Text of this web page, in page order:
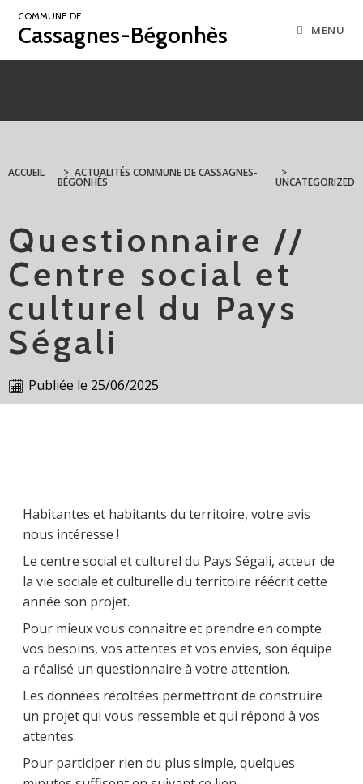
COMMUNE DE
Cassagnes-Bégonhès MENU
ACCUEIL > ACTUALITÉS COMMUNE DE CASSAGNES-
BÉGONHÈS
>
UNCATEGORIZED
Questionnaire //
Centre social et
culturel du Pays
Ségali
Publiée le 25/06/2025
Habitantes et habitants du territoire, votre avis
nous intéresse !
Le centre social et culturel du Pays Ségali, acteur de
la vie sociale et culturelle du territoire réécrit cette
année son projet.
Pour mieux vous connaitre et prendre en compte
vos besoins, vos attentes et vos envies, son équipe
a réalisé un questionnaire à votre attention.
Les données récoltées permettront de construire
un projet qui vous ressemble et qui répond à vos
attentes.
Pour participer rien du plus simple, quelques